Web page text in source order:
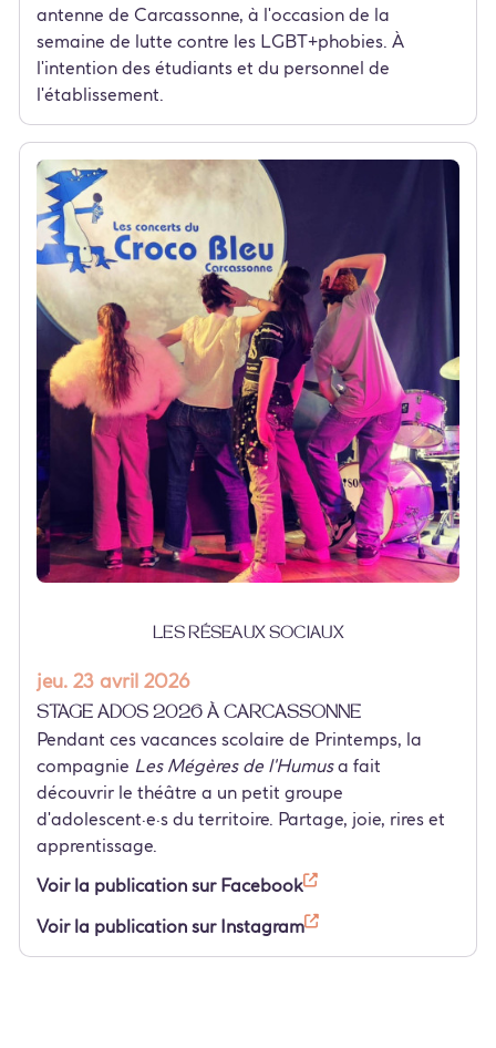
antenne de Carcassonne, à l'occasion de la
semaine de lutte contre les LGBT+phobies. À
l'intention des étudiants et du personnel de
l'établissement.
Les réseaux sociaux
jeu. 23 avril 2026
Stage ados 2026 à Carcassonne
Pendant ces vacances scolaire de Printemps, la
compagnie Les Mégères de l'Humusa fait
découvrir le théâtre a un petit groupe
d'adolescent·e·s du territoire. Partage, joie, rires et
apprentissage.
Voir la publication sur Facebook
Voir la publication sur Instagram